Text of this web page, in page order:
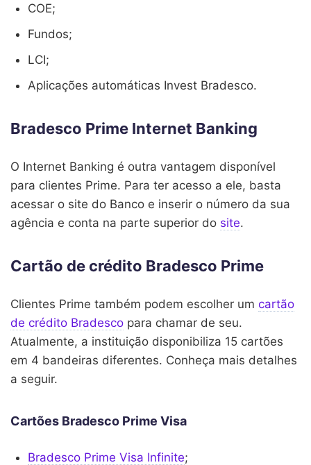
COE;
Fundos;
LCI;
Aplicações automáticas Invest Bradesco.
Bradesco Prime Internet Banking
O Internet Banking é outra vantagem disponível
para clientes Prime. Para ter acesso a ele, basta
acessar o site do Banco e inserir o número da sua
agência e conta na parte superior do site.
Cartão de crédito Bradesco Prime
Clientes Prime também podem escolher um cartão
de crédito Bradesco para chamar de seu.
Atualmente, a instituição disponibiliza 15 cartões
em 4 bandeiras diferentes. Conheça mais detalhes
a seguir.
Cartões Bradesco Prime Visa
Bradesco Prime Visa Infinite;